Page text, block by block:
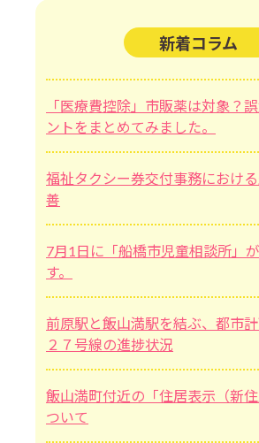
新着コラム
「医療費控除」市販薬は対象？
ントをまとめてみました。
福祉タクシー券交付事務におけ
善
7月1日に「船橋市児童相談所」
す。
前原駅と飯山満駅を結ぶ、都市
２７号線の進捗状況
飯山満町付近の「住居表示（新
ついて